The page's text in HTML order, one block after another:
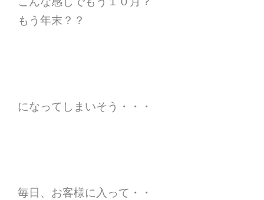
もう年末？？
になってしまいそう・・・
毎日、お客様に入って・・